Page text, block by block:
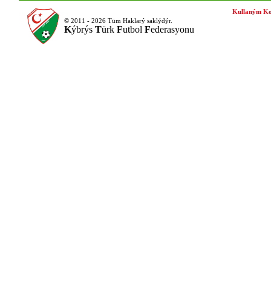
© 2011 - 2026 Tüm Haklarý saklýdýr.
Kýbrýs Türk Futbol Federasyonu
Kullaným